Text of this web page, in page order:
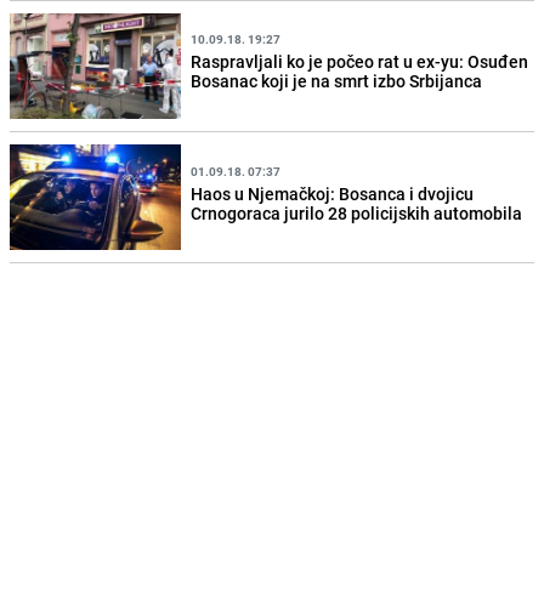
10.09.18. 19:27
Raspravljali ko je počeo rat u ex-yu: Osuđen
Bosanac koji je na smrt izbo Srbijanca
01.09.18. 07:37
Haos u Njemačkoj: Bosanca i dvojicu
Crnogoraca jurilo 28 policijskih automobila